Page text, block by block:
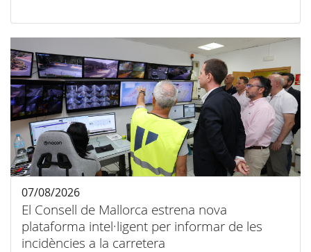
El Consell de Mallorca estrena nova
plataforma intel·ligent per informar de les
incidències a la carretera
07/08/2026